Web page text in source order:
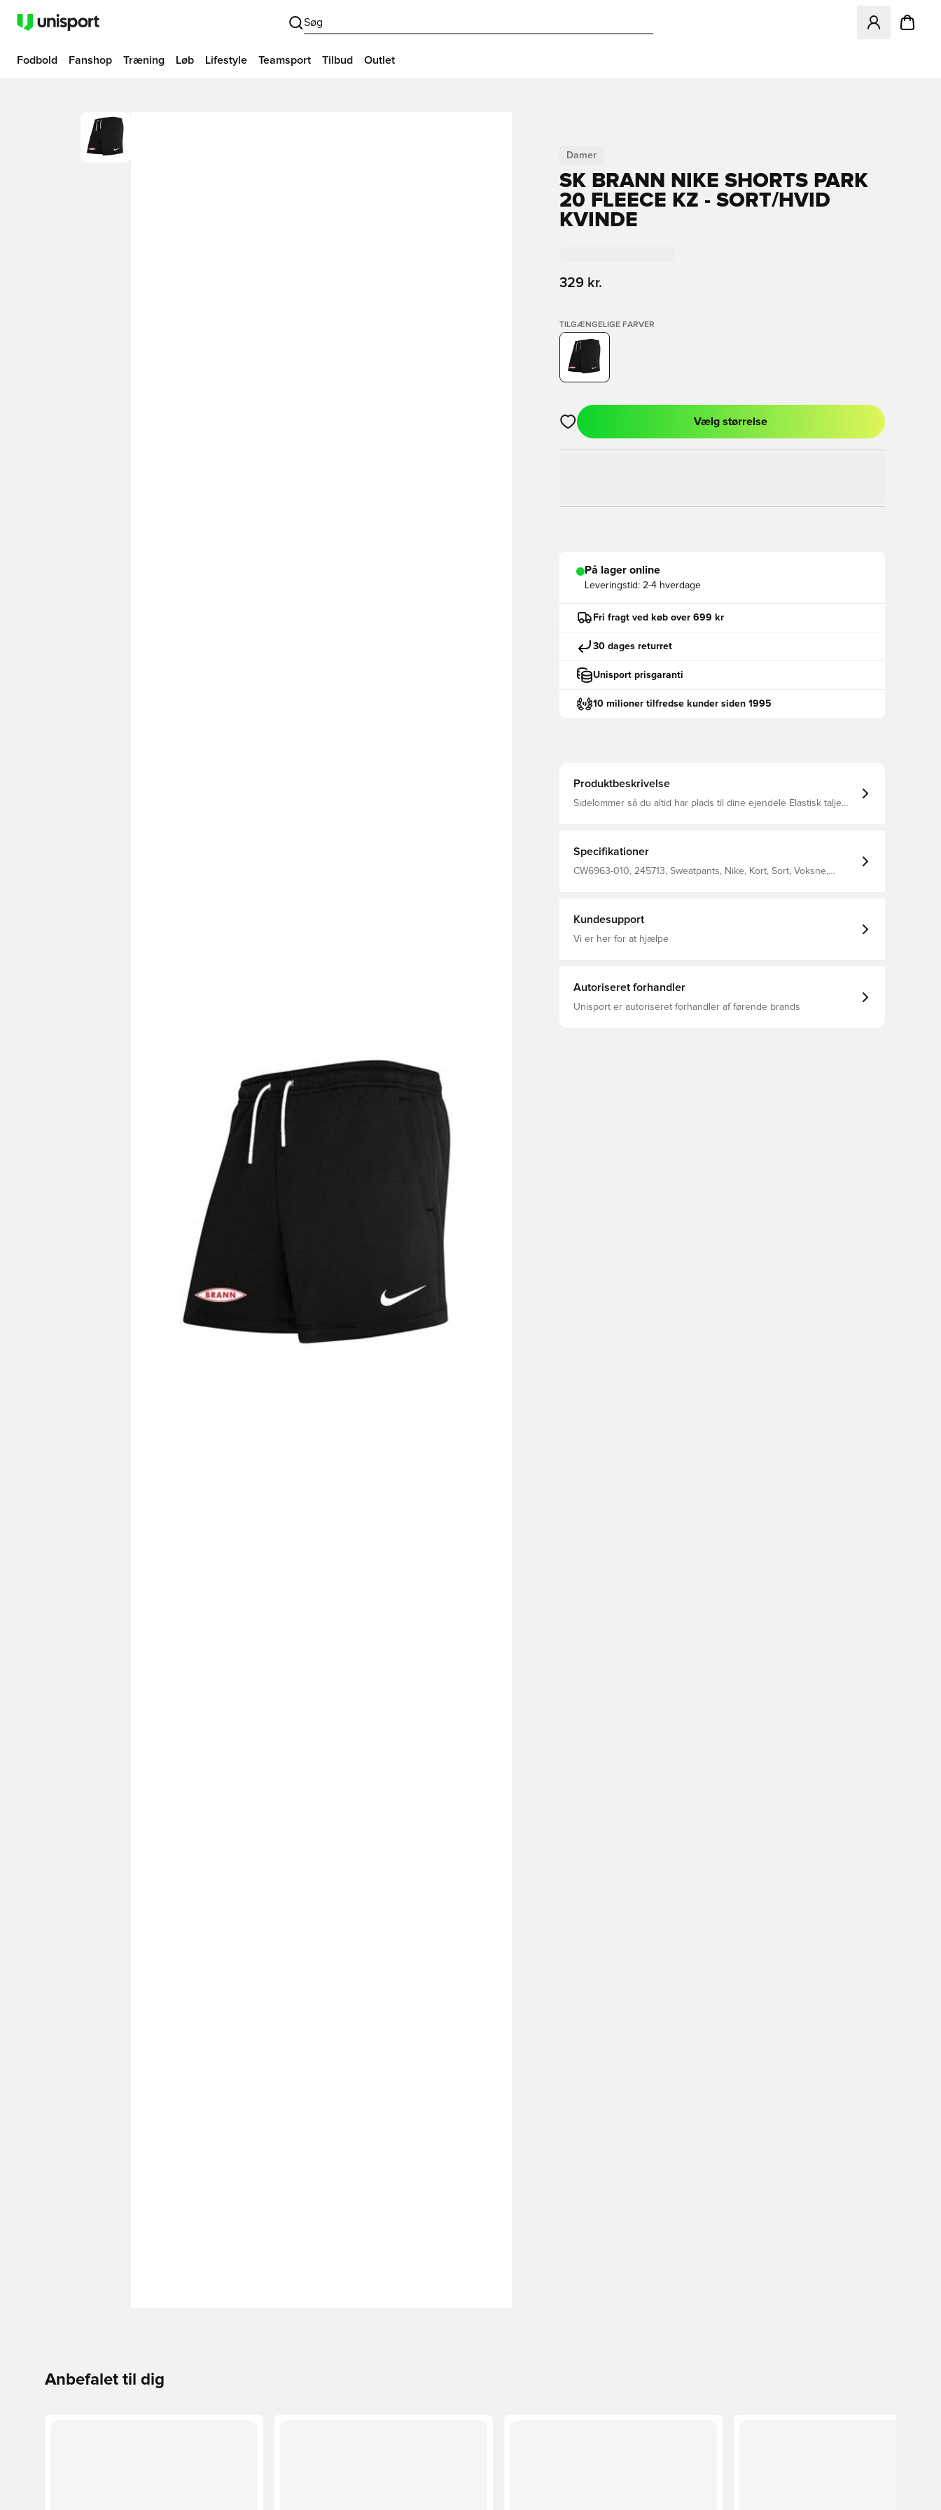
Søg
Åbner en
Fodbold Fanshop Træning Løb Lifestyle Teamsport Tilbud Outlet
Damer
SK BRANN NIKE SHORTS PARK
20 FLEECE KZ - SORT/HVID
KVINDE
329 kr.
TILGÆNGELIGE FARVER
Åbner en Modal til at logge ind eller tilmelde dig som medlem
Vælg størrelse
På lager online
Leveringstid: 2-4 hverdage
Fri fragt ved køb over 699 kr
30 dages returret
Unisport prisgaranti
10 milioner tilfredse kunder siden 1995
Produktbeskrivelse
Sidelommer så du altid har plads til dine ejendele Elastisk talje
Specifikationer
CW6963-010, 245713, Sweatpants, Nike, Kort, Sort, Voksne,
Kundesupport
Vi er her for at hjælpe
Autoriseret forhandler
Unisport er autoriseret forhandler af førende brands
Anbefalet til dig